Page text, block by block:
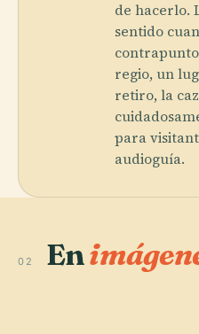
de hacerlo.
sentido
regio, un
retiro, la
para
audioguía.
02 En